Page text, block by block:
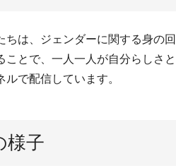
ちは、ジェンダーに関する身の
ことで、一人一人が自分らしさ
で配信しています。
様子